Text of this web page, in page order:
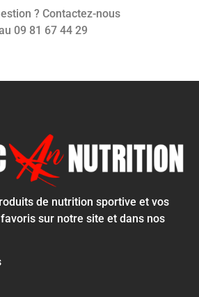
? Contactez-nous
09 81 67 44 29
de nutrition sportive et vos
sur notre site et dans nos